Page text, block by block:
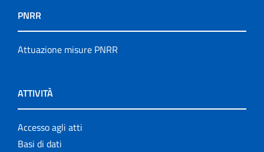
Servizi offerti
Strumenti di riferimento
The NECOBELAC project
PNRR
Attuazione misure PNRR
ATTIVITÀ
Accesso agli atti
Basi di dati